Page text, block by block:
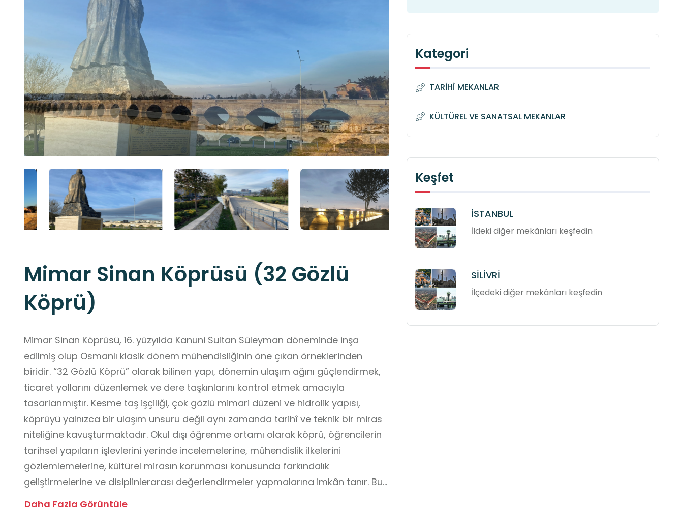
Mimar Sinan Köprüsü (32 Gözlü
Köprü)
Mimar Sinan Köprüsü, 16. yüzyılda Kanuni Sultan Süleyman döneminde inşa
edilmiş olup Osmanlı klasik dönem mühendisliğinin öne çıkan örneklerinden
biridir. “32 Gözlü Köprü” olarak bilinen yapı, dönemin ulaşım ağını güçlendirmek,
ticaret yollarını düzenlemek ve dere taşkınlarını kontrol etmek amacıyla
tasarlanmıştır. Kesme taş işçiliği, çok gözlü mimari düzeni ve hidrolik yapısı,
köprüyü yalnızca bir ulaşım unsuru değil aynı zamanda tarihî ve teknik bir miras
niteliğine kavuşturmaktadır. Okul dışı öğrenme ortamı olarak köprü, öğrencilerin
tarihsel yapıların işlevlerini yerinde incelemelerine, mühendislik ilkelerini
gözlemlemelerine, kültürel mirasın korunması konusunda farkındalık
geliştirmelerine ve disiplinlerarası değerlendirmeler yapmalarına imkân tanır. Bu
Daha Fazla Görüntüle
Kategori
TARİHÎ MEKANLAR
KÜLTÜREL VE SANATSAL MEKANLAR
Keşfet
İSTANBUL
İldeki diğer mekânları keşfedin
SİLİVRİ
İlçedeki diğer mekânları keşfedin